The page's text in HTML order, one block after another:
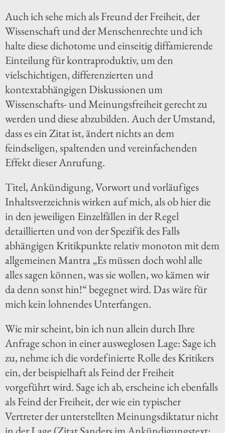
Auch ich sehe mich als Freund der Freiheit, der
Wissenschaft und der Menschenrechte und ich
halte diese dichotome und einseitig diffamierende
Einteilung für kontraproduktiv, um den
vielschichtigen, differenzierten und
kontextabhängigen Diskussionen um
Wissenschafts- und Meinungsfreiheit gerecht zu
werden und diese abzubilden. Auch der Umstand,
dass es ein Zitat ist, ändert nichts an dem
feindseligen, spaltenden und vereinfachenden
Effekt dieser Anrufung.
Titel, Ankündigung, Vorwort und vorläufiges
Inhaltsverzeichnis wirken auf mich, als ob hier die
in den jeweiligen Einzelfällen in der Regel
detaillierten und von der Spezifik des Falls
abhängigen Kritikpunkte relativ monoton mit dem
allgemeinen Mantra „Es müssen doch wohl alle
alles sagen können, was sie wollen, wo kämen wir
da denn sonst hin!“ begegnet wird. Das wäre für
mich kein lohnendes Unterfangen.
Wie mir scheint, bin ich nun allein durch Ihre
Anfrage schon in einer ausweglosen Lage: Sage ich
zu, nehme ich die vordefinierte Rolle des Kritikers
ein, der beispielhaft als Feind der Freiheit
vorgeführt wird. Sage ich ab, erscheine ich ebenfalls
als Feind der Freiheit, der wie ein typischer
Vertreter der unterstellten Meinungsdiktatur nicht